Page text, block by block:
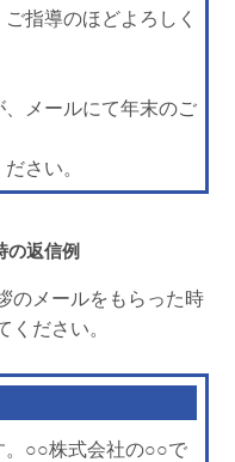
指導のほどよろしく
メールにて年末のご
さい。
の返信例
のメールをもらった時
ください。
。○○株式会社の○○で